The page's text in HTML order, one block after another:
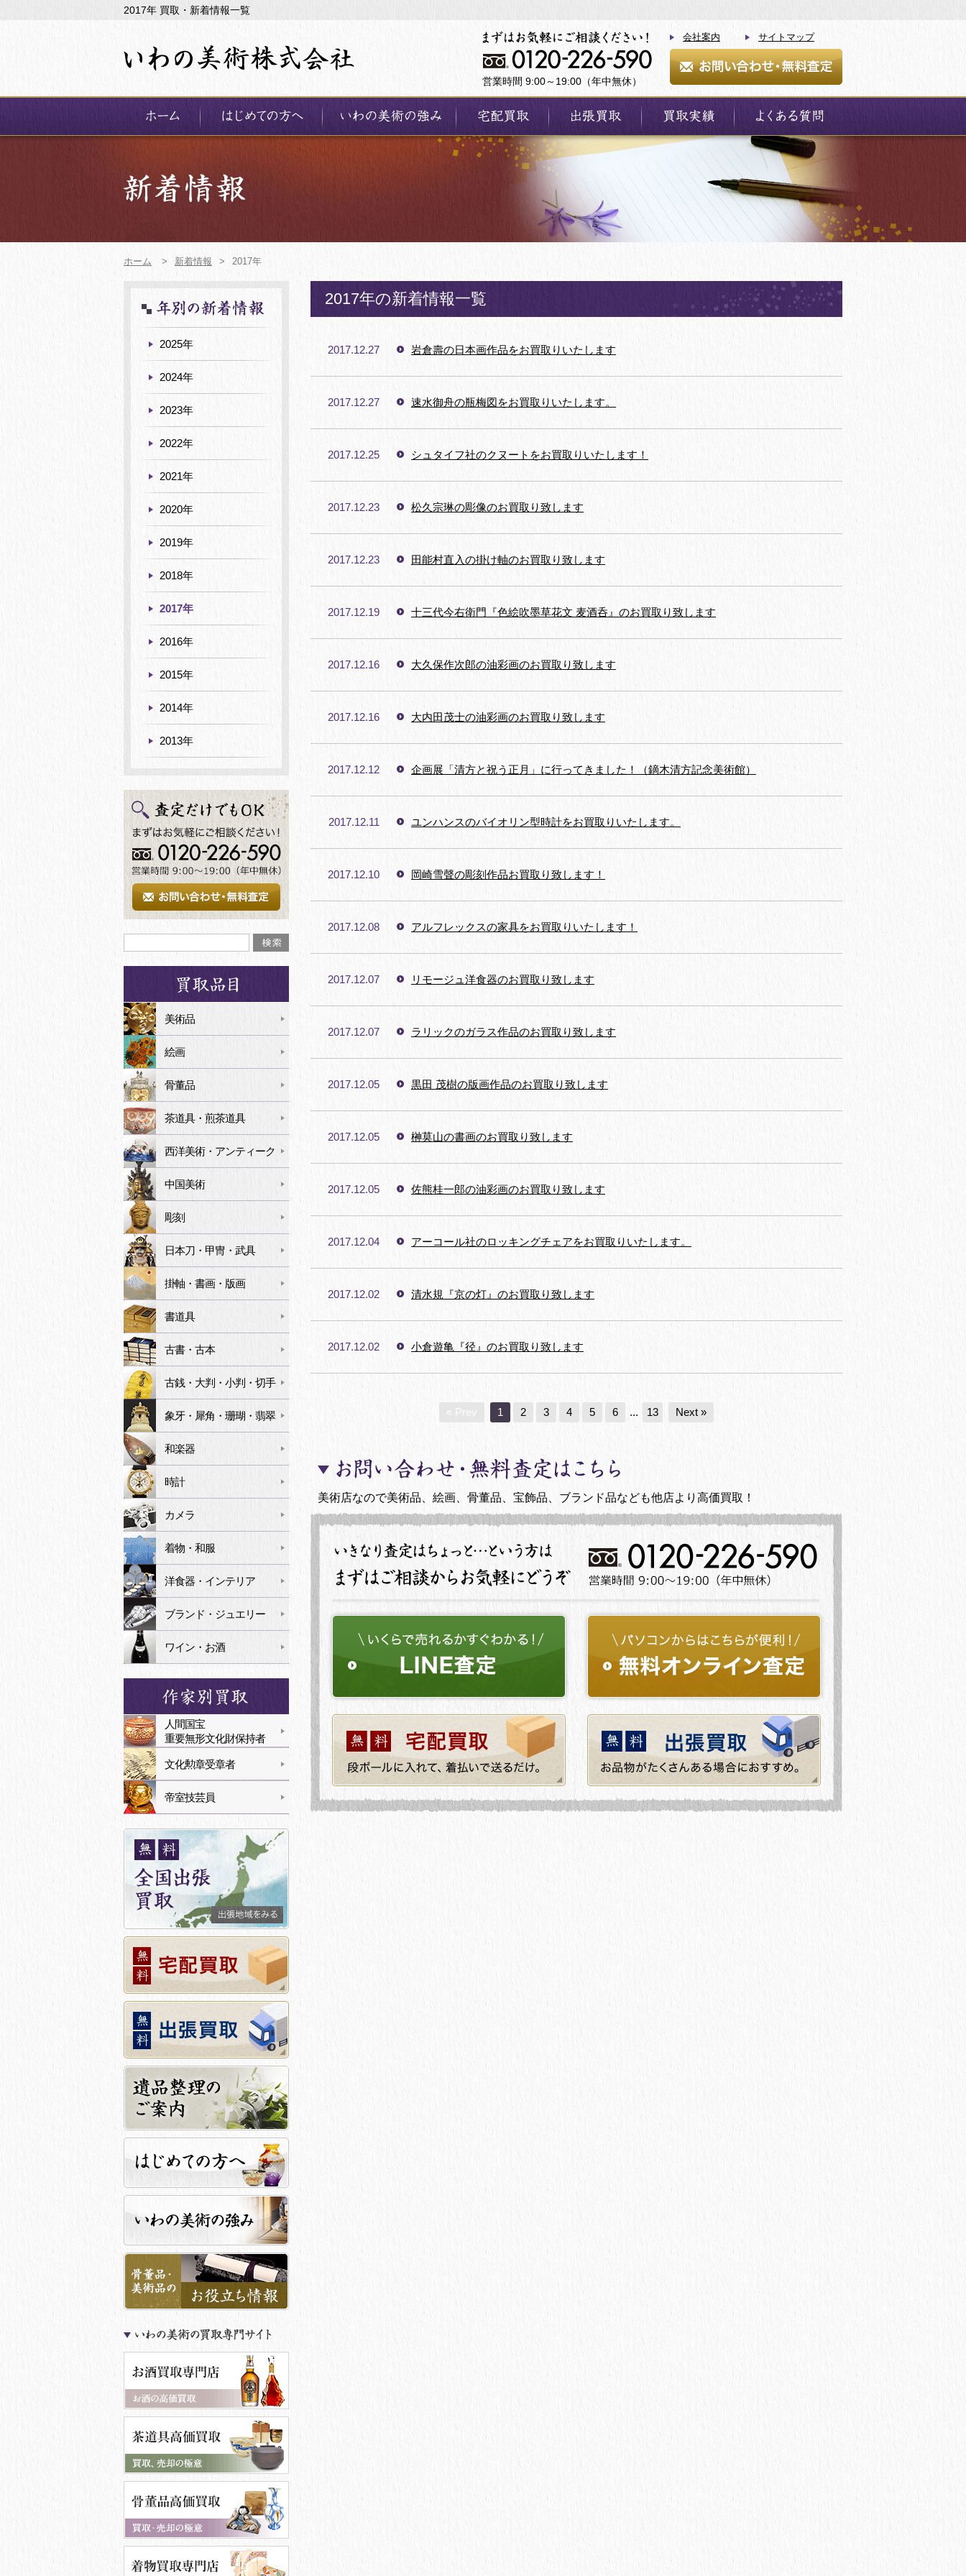
2017年 買取・新着情報一覧
営業時間 9:00～19:00（年中無休）
会社案内 サイトマップ
ホーム > 新着情報 > 2017年
2017年の新着情報一覧
2017.12.27 岩倉壽の日本画作品をお買取りいたします
2017.12.27 速水御舟の瓶梅図をお買取りいたします。
2017.12.25 シュタイフ社のクヌートをお買取りいたします！
2017.12.23 松久宗琳の彫像のお買取り致します
2017.12.23 田能村直入の掛け軸のお買取り致します
2017.12.19 十三代今右衛門『色絵吹墨草花文 麦酒呑』のお買取り致します
2017.12.16 大久保作次郎の油彩画のお買取り致します
2017.12.16 大内田茂士の油彩画のお買取り致します
2017.12.12 企画展「清方と祝う正月」に行ってきました！（鏑木清方記念美術館）
2017.12.11 ユンハンスのバイオリン型時計をお買取りいたします。
2017.12.10 岡崎雪聲の彫刻作品お買取り致します！
2017.12.08 アルフレックスの家具をお買取りいたします！
2017.12.07 リモージュ洋食器のお買取り致します
2017.12.07 ラリックのガラス作品のお買取り致します
2017.12.05 黒田 茂樹の版画作品のお買取り致します
2017.12.05 榊莫山の書画のお買取り致します
2017.12.05 佐熊桂一郎の油彩画のお買取り致します
2017.12.04 アーコール社のロッキングチェアをお買取りいたします。
2017.12.02 清水規『京の灯』のお買取り致します
2017.12.02 小倉遊亀『径』のお買取り致します
« Prev 1 2 3 4 5 6 ... 13 Next »
美術店なので美術品、絵画、骨董品、宝飾品、ブランド品なども他店より高価買取！
2025年
2024年
2023年
2022年
2021年
2020年
2019年
2018年
2017年
2016年
2015年
2014年
2013年
美術品
絵画
骨董品
茶道具・煎茶道具
西洋美術・アンティーク
中国美術
彫刻
日本刀・甲冑・武具
掛軸・書画・版画
書道具
古書・古本
古銭・大判・小判・切手
象牙・犀角・珊瑚・翡翠
和楽器
時計
カメラ
着物・和服
洋食器・インテリア
ブランド・ジュエリー
ワイン・お酒
人間国宝
重要無形文化財保持者
文化勲章受章者
帝室技芸員